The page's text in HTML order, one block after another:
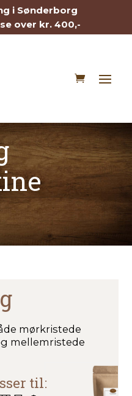
i Sønderborg
over kr. 400,-
mørkristede
mellemristede
til: